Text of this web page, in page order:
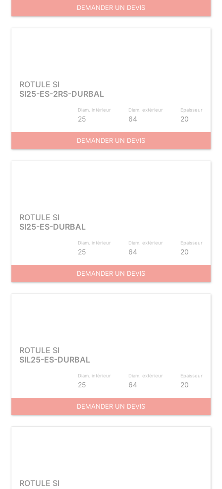
DEMANDER UN DEVIS
ROTULE SI
SI25-ES-2RS-DURBAL
Diam. intérieur
25
Diam. extérieur
64
Epaisseur
20
DEMANDER UN DEVIS
ROTULE SI
SI25-ES-DURBAL
Diam. intérieur
25
Diam. extérieur
64
Epaisseur
20
DEMANDER UN DEVIS
ROTULE SI
SIL25-ES-DURBAL
Diam. intérieur
25
Diam. extérieur
64
Epaisseur
20
DEMANDER UN DEVIS
ROTULE SI